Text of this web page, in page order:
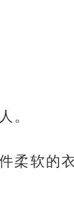
。
柔软的衣